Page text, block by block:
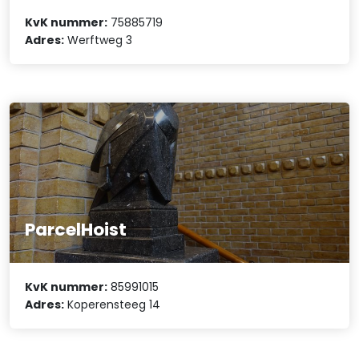
KvK nummer: 75885719
Adres: Werftweg 3
ParcelHoist
KvK nummer: 85991015
Adres: Koperensteeg 14